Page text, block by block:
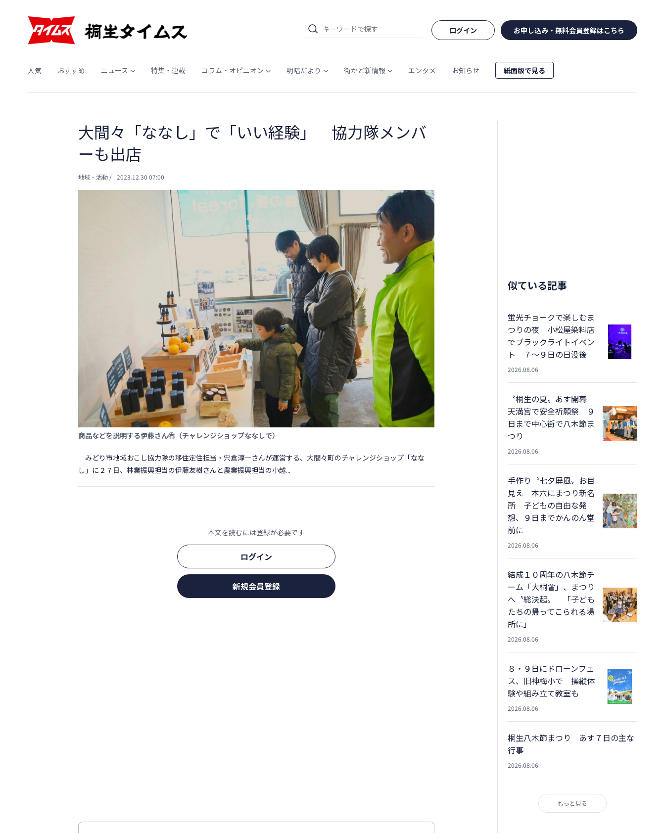
ログイン お申し込み・無料会員登録はこちら
人気 おすすめ ニュース 特集・連載 コラム・オピニオン 明暗だより 街かど新情報 エンタメ お知らせ 紙面版で見る
大間々「ななし」で「いい経験」 協力隊メンバ
ーも出店
地域・活動 / 2023.12.30 07:00
商品などを説明する伊藤さん㊨（チャレンジショップななしで）
みどり市地域おこし協力隊の移住定住担当・宍倉淳一さんが運営する、大間々町のチャレンジショップ「なな
し」に２７日、林業振興担当の伊藤友樹さんと農業振興担当の小越...
本文を読むには登録が必要です
ログイン
新規会員登録
似ている記事
蛍光チョークで楽しむま
つりの夜 小松屋染料店
でブラックライトイベン
ト ７～９日の日没後
2026.08.06
〝桐生の夏〟あす開幕
天満宮で安全祈願祭 ９
日まで中心街で八木節ま
つり
2026.08.06
手作り〝七夕屏風〟お目
見え 本六にまつり新名
所 子どもの自由な発
想、９日までかんのん堂
前に
2026.08.06
結成１０周年の八木節チ
ーム「大桐會」、まつり
へ〝総決起〟 「子ども
たちの帰ってこられる場
所に」
2026.08.06
８・９日にドローンフェ
ス、旧神梅小で 操縦体
験や組み立て教室も
2026.08.06
桐生八木節まつり あす７日の主な
行事
2026.08.06
もっと見る